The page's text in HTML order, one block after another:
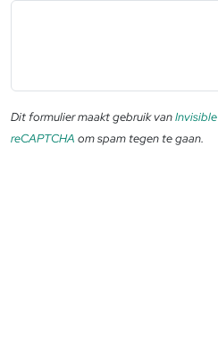
Dit formulier maakt gebruik vanInvisible
reCAPTCHA om spam tegen te gaan.